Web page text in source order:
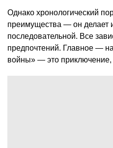
Однако хронологический
преимущества — он делает
последовательной. Все
предпочтений. Главное —
войны» — это приключение,